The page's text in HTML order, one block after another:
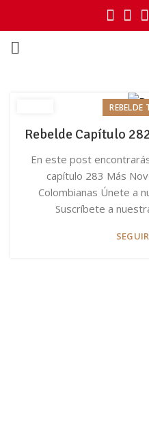
REBELDE
Rebelde Capítulo
En este post
capítulo 283 Más
Colombianas Únete a
Suscríbete a